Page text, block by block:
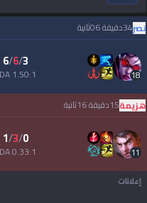
نصر34دقيقة 06ثانية
18
3
/
6
/
6
1.50:1 KDA
هزيمة15دقيقة 16ثانية
11
0
/
3
/
1
0.33:1 KDA
إعلانات